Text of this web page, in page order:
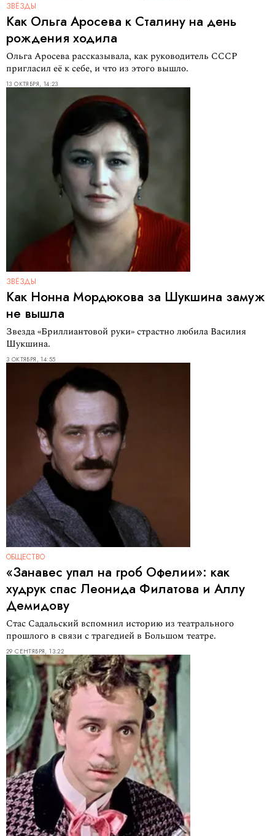
ЗВЁЗДЫ
Как Ольга Аросева к Сталину на день
рождения ходила
Ольга Аросева рассказывала, как руководитель СССР
пригласил её к себе, и что из этого вышло.
13 ОКТЯБРЯ, 14:23
ЗВЁЗДЫ
Как Нонна Мордюкова за Шукшина замуж
не вышла
Звезда «Бриллиантовой руки» страстно любила Василия
Шукшина.
3 ОКТЯБРЯ, 14:55
ОБЩЕСТВО
«Занавес упал на гроб Офелии»: как
худрук спас Леонида Филатова и Аллу
Демидову
Стас Садальский вспомнил историю из театрального
прошлого в связи с трагедией в Большом театре.
29 СЕНТЯБРЯ, 13:22